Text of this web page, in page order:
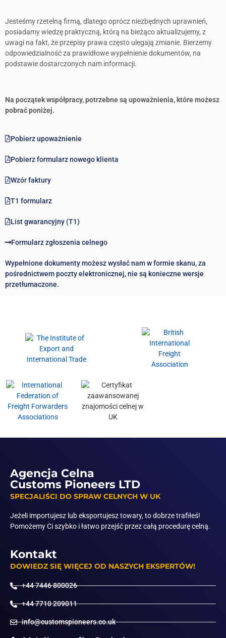
Jesteśmy rzetelną firmą, dlatego oprócz niezbędnych uprawnień,
posiadamy wiedzę praktyczną, którą na bieżąco aktualizujemy, z
uwagi na fakt, że przepisy prawa często ulegają zmianie. Bierzemy
odpowiedzialność za prawidłowe wypełnienie dokumentów, na
podstawie dostarczonych nam informacji.
Na początek współpracy, potrzebne są upoważnienia, które możesz
pobrać poniżej.
Pobierz upoważnienie
Pobierz formularz nowego klienta
Wzór faktury
T1 formularz
List gwarancyjny (T1)
Formularz zgłoszenia celnego
Wypełnione dokumenty możesz wysłać nam w formie skanu, za
pośrednictwem poczty elektronicznej, nie są konieczne wersje
przetłumaczone.
Agencja Celna
Customs Pioneers LTD
SPECJALIŚCI DO SPRAW CELNYCH W UK
Jeżeli importujesz lub eksportujesz towary, to dobrze trafiłeś!
Pomożemy Ci szybko i łatwo przejść przez całą procedurę celną.
Kontakt
DOWIEDZ SIĘ WIĘCEJ OD NASZYCH EKSPERTÓW!
+44 7446 800026
+44 7710 209011
info@customspioneers.co.uk